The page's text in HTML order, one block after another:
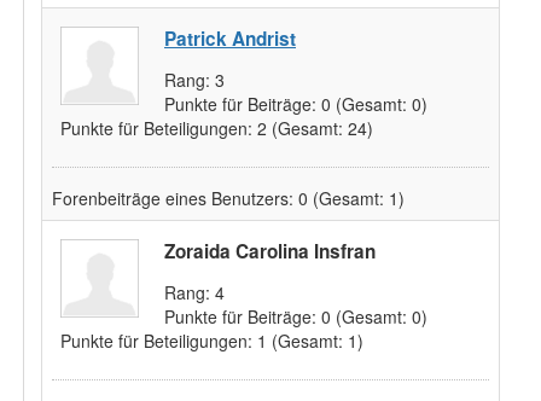
Patrick Andrist
Rang: 3
Punkte für Beiträge: 0 (Gesamt: 0)
Punkte für Beteiligungen: 2 (Gesamt: 24)
Forenbeiträge eines Benutzers: 0 (Gesamt: 1)
Zoraida Carolina Insfran
Rang: 4
Punkte für Beiträge: 0 (Gesamt: 0)
Punkte für Beteiligungen: 1 (Gesamt: 1)